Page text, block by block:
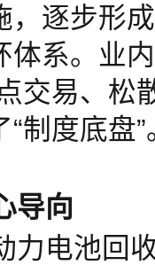
，逐步形
体系。业
交易、松
制度底盘”
导向
力电池回